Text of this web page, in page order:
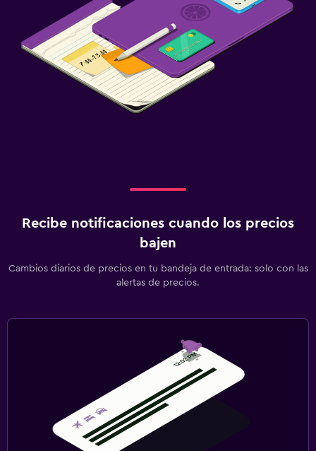
Recibe notificaciones cuando los precios
bajen
Cambios diarios de precios en tu bandeja de entrada: solo con las
alertas de precios.